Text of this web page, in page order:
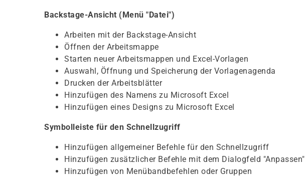
Backstage-Ansicht (Menü "Datei")
Arbeiten mit der Backstage-Ansicht
Öffnen der Arbeitsmappe
Starten neuer Arbeitsmappen und Excel-Vorlagen
Auswahl, Öffnung und Speicherung der Vorlagenagenda
Drucken der Arbeitsblätter
Hinzufügen des Namens zu Microsoft Excel
Hinzufügen eines Designs zu Microsoft Excel
Symbolleiste für den Schnellzugriff
Hinzufügen allgemeiner Befehle für den Schnellzugriff
Hinzufügen zusätzlicher Befehle mit dem Dialogfeld "Anpassen"
Hinzufügen von Menübandbefehlen oder Gruppen